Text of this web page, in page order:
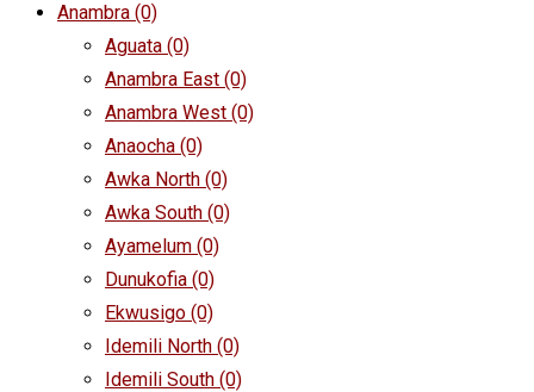
Anambra (0)
Aguata (0)
Anambra East (0)
Anambra West (0)
Anaocha (0)
Awka North (0)
Awka South (0)
Ayamelum (0)
Dunukofia (0)
Ekwusigo (0)
Idemili North (0)
Idemili South (0)